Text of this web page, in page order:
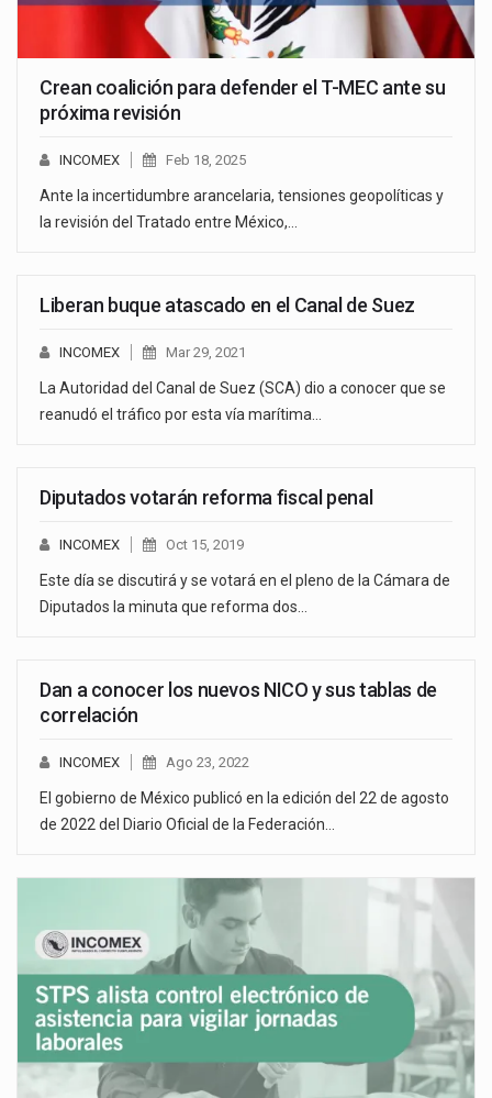
Crean coalición para defender el T-MEC ante su
próxima revisión
INCOMEX Feb 18, 2025
Ante la incertidumbre arancelaria, tensiones geopolíticas y
la revisión del Tratado entre México,…
Liberan buque atascado en el Canal de Suez
INCOMEX Mar 29, 2021
La Autoridad del Canal de Suez (SCA) dio a conocer que se
reanudó el tráfico por esta vía marítima…
Diputados votarán reforma fiscal penal
INCOMEX Oct 15, 2019
Este día se discutirá y se votará en el pleno de la Cámara de
Diputados la minuta que reforma dos…
Dan a conocer los nuevos NICO y sus tablas de
correlación
INCOMEX Ago 23, 2022
El gobierno de México publicó en la edición del 22 de agosto
de 2022 del Diario Oficial de la Federación…